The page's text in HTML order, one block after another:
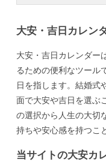
大安・吉日カレン
大安・吉日カレンダー
るための便利なツール
日を指します。結婚式
面で大安や吉日を選ぶ
の選択から人生の大切
持ちや安心感を持つこ
当サイトの大安カ